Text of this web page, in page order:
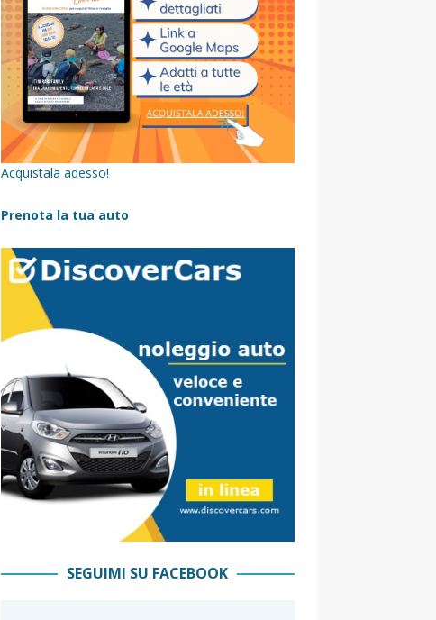
Acquistala adesso!
Prenota la tua auto
SEGUIMI SU FACEBOOK